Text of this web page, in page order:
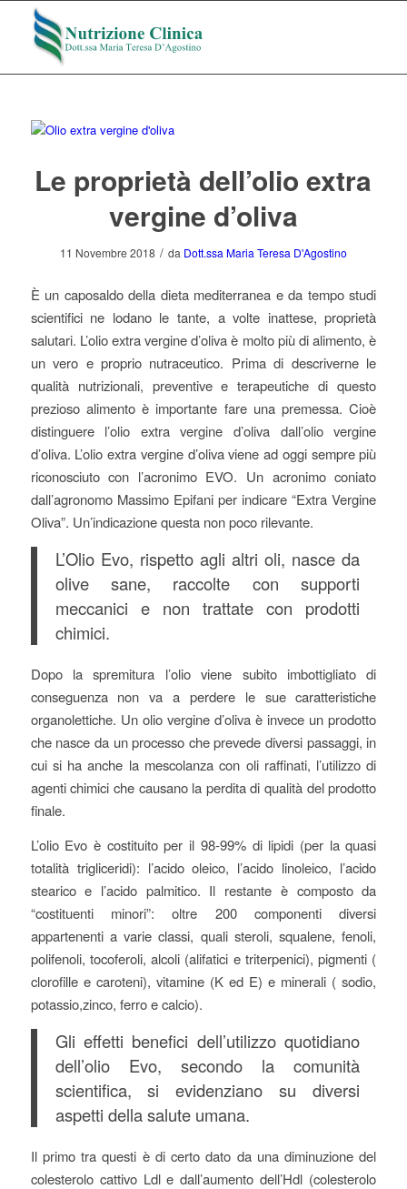
Le proprietà dell’olio extra
vergine d’oliva
11 Novembre 2018 / da Dott.ssa Maria Teresa D'Agostino
È un caposaldo della dieta mediterranea e da tempo studi
scientifici ne lodano le tante, a volte inattese, proprietà
salutari. L’olio extra vergine d’oliva è molto più di alimento, è
un vero e proprio nutraceutico. Prima di descriverne le
qualità nutrizionali, preventive e terapeutiche di questo
prezioso alimento è importante fare una premessa. Cioè
distinguere l’olio extra vergine d’oliva dall’olio vergine
d’oliva. L’olio extra vergine d’oliva viene ad oggi sempre più
riconosciuto con l’acronimo EVO. Un acronimo coniato
dall’agronomo Massimo Epifani per indicare “Extra Vergine
Oliva”. Un’indicazione questa non poco rilevante.
L’Olio Evo, rispetto agli altri oli, nasce da
olive sane, raccolte con supporti
meccanici e non trattate con prodotti
chimici.
Dopo la spremitura l’olio viene subito imbottigliato di
conseguenza non va a perdere le sue caratteristiche
organolettiche. Un olio vergine d’oliva è invece un prodotto
che nasce da un processo che prevede diversi passaggi, in
cui si ha anche la mescolanza con oli raffinati, l’utilizzo di
agenti chimici che causano la perdita di qualità del prodotto
finale.
L’olio Evo è costituito per il 98-99% di lipidi (per la quasi
totalità trigliceridi): l’acido oleico, l’acido linoleico, l’acido
stearico e l’acido palmitico. Il restante è composto da
“costituenti minori”: oltre 200 componenti diversi
appartenenti a varie classi, quali steroli, squalene, fenoli,
polifenoli, tocoferoli, alcoli (alifatici e triterpenici), pigmenti (
clorofille e caroteni), vitamine (K ed E) e minerali ( sodio,
potassio,zinco, ferro e calcio).
Gli effetti benefici dell’utilizzo quotidiano
dell’olio Evo, secondo la comunità
scientifica, si evidenziano su diversi
aspetti della salute umana.
Il primo tra questi è di certo dato da una diminuzione del
colesterolo cattivo Ldl e dall’aumento dell’Hdl (colesterolo